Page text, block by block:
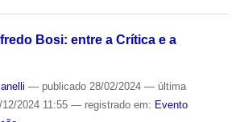
Bosi: entre a Crítica e a
— publicado28/02/2024 — última
2024 11:55 — registrado em: Evento